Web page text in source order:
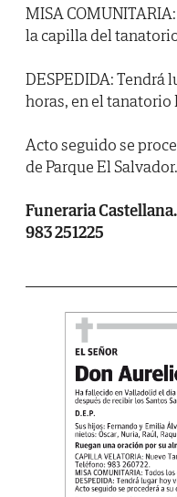
MISA
la capilla del
DESPEDIDA: Tendrá
horas, en el tanatorio
Acto seguido se
de Parque El Salvador.
Funeraria
983 251225